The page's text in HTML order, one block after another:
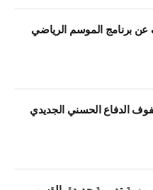
برنامج الموسم الرياضي
الدفاع الحسني الجديدي